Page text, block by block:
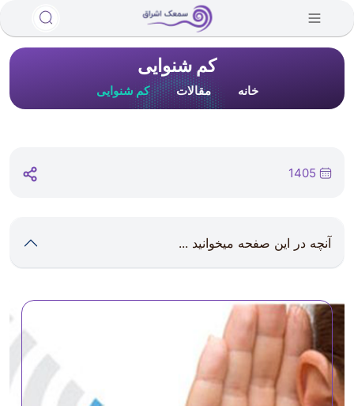
کم شنوایی
خانه مقالات کم شنوایی
1405
آنچه در این صفحه میخوانید ...